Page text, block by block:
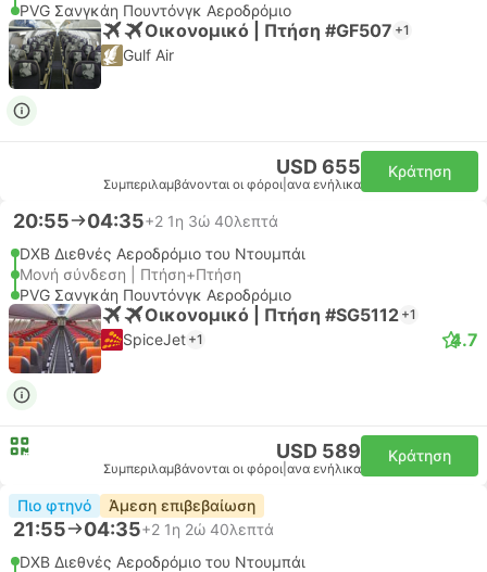
PVG Σανγκάη Πουντόνγκ Αεροδρόμιο
Οικονομικό | Πτήση #GF507 +1
Gulf Air
USD 655
Συμπεριλαμβάνονται οι φόροι ανα ενήλικα
Κράτηση
20:55 04:35+2 1η 3ώ 40λεπτά
DXB Διεθνές Αεροδρόμιο του Ντουμπάι
Μονή σύνδεση | Πτήση+Πτήση
PVG Σανγκάη Πουντόνγκ Αεροδρόμιο
Οικονομικό | Πτήση #SG5112 +1
SpiceJet +1 4.7
USD 589
Συμπεριλαμβάνονται οι φόροι ανα ενήλικα
Κράτηση
Πιο φτηνό Άμεση επιβεβαίωση
21:55 04:35+2 1η 2ώ 40λεπτά
DXB Διεθνές Αεροδρόμιο του Ντουμπάι